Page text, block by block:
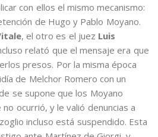
con ellos el mismo mecanismo:
de Hugo y Pablo Moyano.
, el otro es el juez Luis
relató que el mensaje era que
presos. Por la misma época
de Melchor Romero con un
se supone que los Moyano
ocurrió, y le valió denuncias a
incluso está suspendido. Esta